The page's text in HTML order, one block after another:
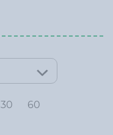
30 60